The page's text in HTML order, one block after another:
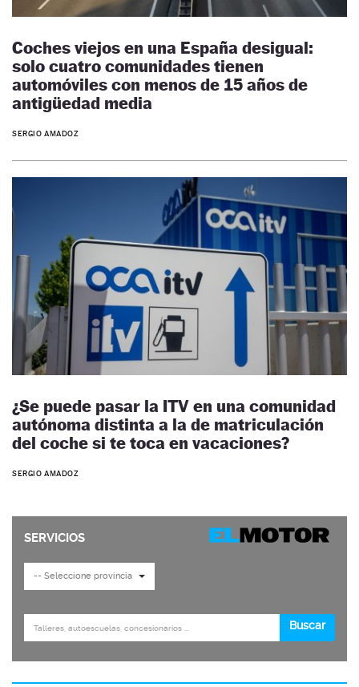
Coches viejos en una España desigual:
solo cuatro comunidades tienen
automóviles con menos de 15 años de
antigüedad media
SERGIO AMADOZ
¿Se puede pasar la ITV en una comunidad
autónoma distinta a la de matriculación
del coche si te toca en vacaciones?
SERGIO AMADOZ